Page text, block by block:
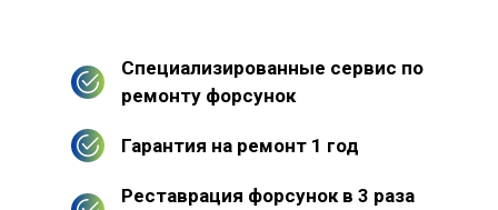
Специализированные сервис по
ремонту форсунок
Гарантия на ремонт 1 год
Реставрация форсунок в 3 раза